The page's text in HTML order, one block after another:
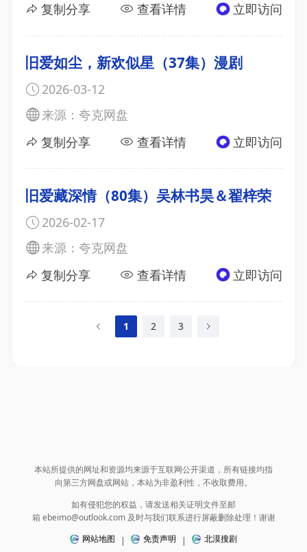
复制分享
查看详情 立即访问
旧爱如尘，新欢似星（37集）漫剧
2026-03-12
来源：夸克网盘
复制分享
查看详情 立即访问
旧爱藏深情（80集）吴林书昊＆翟梓荣
2026-02-17
来源：夸克网盘
复制分享
查看详情 立即访问
1 2 3
本站所提供的网址和资源均来源于互联网公开渠道，所有链接均指
向第三方网盘或网站，本站为非盈利性，不收取费用。
如有侵犯您的权益，请发送相关证明文件至邮
箱 ebeimo@outlook.com 及时与我们联系进行屏蔽删除处理！谢谢
网站地图
| 免责声明 | 北漠搜剧